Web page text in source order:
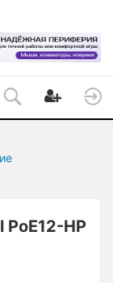
PoE12-HP